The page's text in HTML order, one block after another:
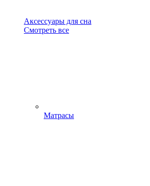
Аксессуары для сна
Смотреть все
Матрасы